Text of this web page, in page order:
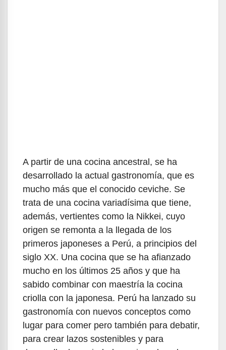
A partir de una cocina ancestral, se ha
desarrollado la actual gastronomía, que es
mucho más que el conocido ceviche. Se
trata de una cocina variadísima que tiene,
además, vertientes como la Nikkei, cuyo
origen se remonta a la llegada de los
primeros japoneses a Perú, a principios del
siglo XX. Una cocina que se ha afianzado
mucho en los últimos 25 años y que ha
sabido combinar con maestría la cocina
criolla con la japonesa. Perú ha lanzado su
gastronomía con nuevos conceptos como
lugar para comer pero también para debatir,
para crear lazos sostenibles y para